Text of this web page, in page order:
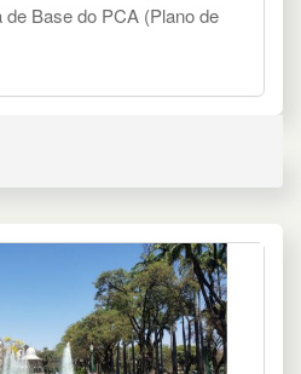
Base do PCA (Plano de